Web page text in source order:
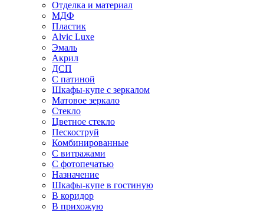
Отделка и материал
МДФ
Пластик
Alvic Luxe
Эмаль
Акрил
ДСП
С патиной
Шкафы-купе с зеркалом
Матовое зеркало
Стекло
Цветное стекло
Пескоструй
Комбинированные
С витражами
С фотопечатью
Назначение
Шкафы-купе в гостиную
В коридор
В прихожую